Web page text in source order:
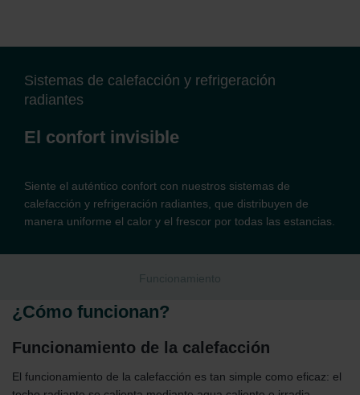
Sistemas de calefacción y refrigeración
radiantes
El confort invisible
Siente el auténtico confort con nuestros sistemas de
calefacción y refrigeración radiantes, que distribuyen de
manera uniforme el calor y el frescor por todas las estancias.
Funcionamiento
¿Cómo funcionan?
Funcionamiento de la calefacción
El funcionamiento de la calefacción es tan simple como eficaz: el